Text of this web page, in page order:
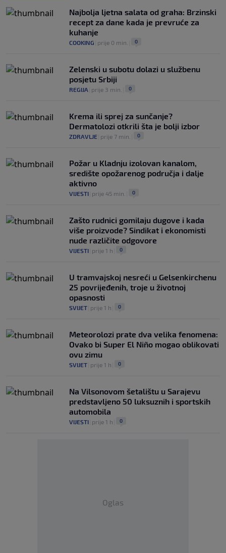
Najbolja ljetna salata od graha: Brzinski
recept za dane kada je prevruće za
kuhanje
COOKING prije 0 min. 0
Zelenski u subotu dolazi u službenu
posjetu Srbiji
REGIJA prije 3 min. 0
Krema ili sprej za sunčanje?
Dermatolozi otkrili šta je bolji izbor
ZDRAVLJE prije 7 min. 0
Požar u Kladnju izolovan kanalom,
središte opožarenog područja i dalje
aktivno
VIJESTI prije 45 min. 0
Zašto rudnici gomilaju dugove i kada
više proizvode? Sindikat i ekonomisti
nude različite odgovore
VIJESTI prije 1 h 0
U tramvajskoj nesreći u Gelsenkirchenu
25 povrijeđenih, troje u životnoj
opasnosti
SVIJET prije 1 h 0
Meteorolozi prate dva velika fenomena:
Ovako bi Super El Niño mogao oblikovati
ovu zimu
SVIJET prije 1 h 0
Na Vilsonovom šetalištu u Sarajevu
predstavljeno 50 luksuznih i sportskih
automobila
VIJESTI prije 1 h 0
Oglas